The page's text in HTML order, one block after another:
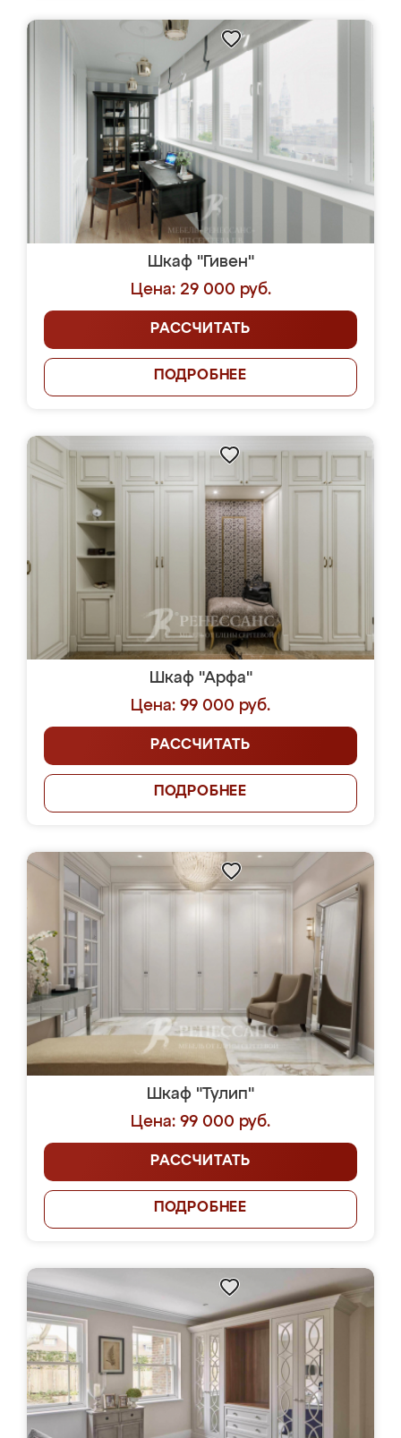
Шкаф "Гивен"
Цена: 29 000 руб.
РАССЧИТАТЬ
ПОДРОБНЕЕ
Шкаф "Арфа"
Цена: 99 000 руб.
РАССЧИТАТЬ
ПОДРОБНЕЕ
Шкаф "Тулип"
Цена: 99 000 руб.
РАССЧИТАТЬ
ПОДРОБНЕЕ